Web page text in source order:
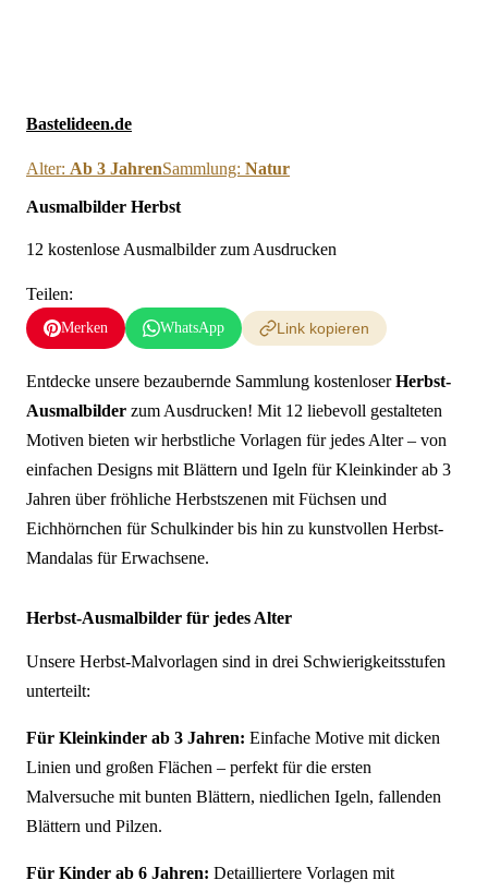
Bastelideen.de
Alter: Ab 3 JahrenSammlung: Natur
Ausmalbilder Herbst
12 kostenlose Ausmalbilder zum Ausdrucken
Teilen:
Merken WhatsApp Link kopieren
Entdecke unsere bezaubernde Sammlung kostenloserHerbst-
Ausmalbilder zum Ausdrucken! Mit 12 liebevoll gestalteten
Motiven bieten wir herbstliche Vorlagen für jedes Alter – von
einfachen Designs mit Blättern und Igeln für Kleinkinder ab 3
Jahren über fröhliche Herbstszenen mit Füchsen und
Eichhörnchen für Schulkinder bis hin zu kunstvollen Herbst-
Mandalas für Erwachsene.
Herbst-Ausmalbilder für jedes Alter
Unsere Herbst-Malvorlagen sind in drei Schwierigkeitsstufen
unterteilt:
Für Kleinkinder ab 3 Jahren: Einfache Motive mit dicken
Linien und großen Flächen – perfekt für die ersten
Malversuche mit bunten Blättern, niedlichen Igeln, fallenden
Blättern und Pilzen.
Für Kinder ab 6 Jahren: Detailliertere Vorlagen mit